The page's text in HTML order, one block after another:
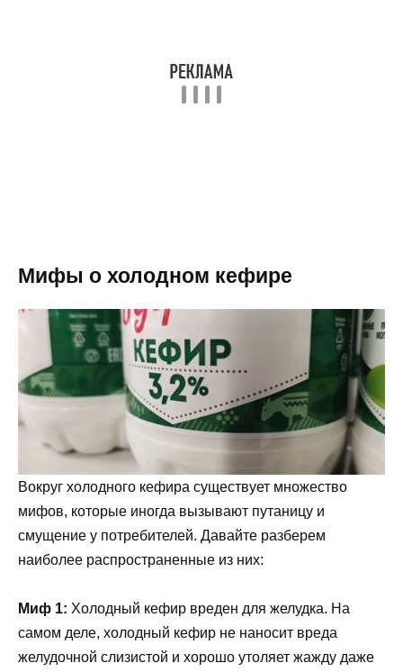
Мифы о холодном кефире
Вокруг холодного кефира существует множество
мифов, которые иногда вызывают путаницу и
смущение у потребителей. Давайте разберем
наиболее распространенные из них:
Миф 1: Холодный кефир вреден для желудка. На
самом деле, холодный кефир не наносит вреда
желудочной слизистой и хорошо утоляет жажду даже